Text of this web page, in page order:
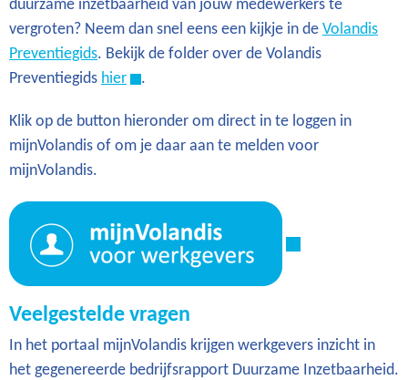
duurzame inzetbaarheid van jouw medewerkers te
vergroten? Neem dan snel eens een kijkje in de Volandis
Preventiegids. Bekijk de folder over de Volandis
Preventiegids hier .
Klik op de button hieronder om direct in te loggen in
mijnVolandis of om je daar aan te melden voor
mijnVolandis.
Veelgestelde vragen
In het portaal mijnVolandis krijgen werkgevers inzicht in
het gegenereerde bedrijfsrapport Duurzame Inzetbaarheid.